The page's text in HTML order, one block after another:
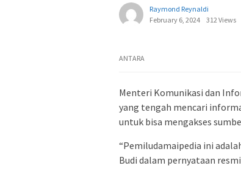
Raymond Reynaldi
February 6, 2024
312 Views
ANTARA
Menteri Komunikasi dan
yang tengah mencari
untuk bisa mengakses
“Pemiludamaipedia ini
Budi dalam pernyataan